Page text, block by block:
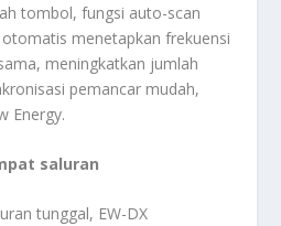
tombol, fungsi auto-scan
menetapkan frekuensi
meningkatkan jumlah
pemancar mudah,
Energy.
saluran
tunggal, EW-DX